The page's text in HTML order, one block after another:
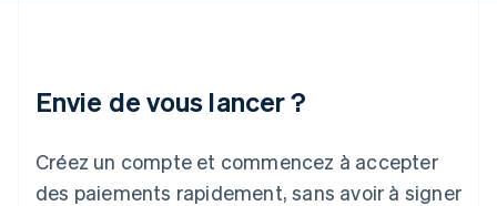
Envie de vous lancer ?
Créez un compte et commencez à accepter
des paiements rapidement, sans avoir à signer
English
Italie
Japon
日本語